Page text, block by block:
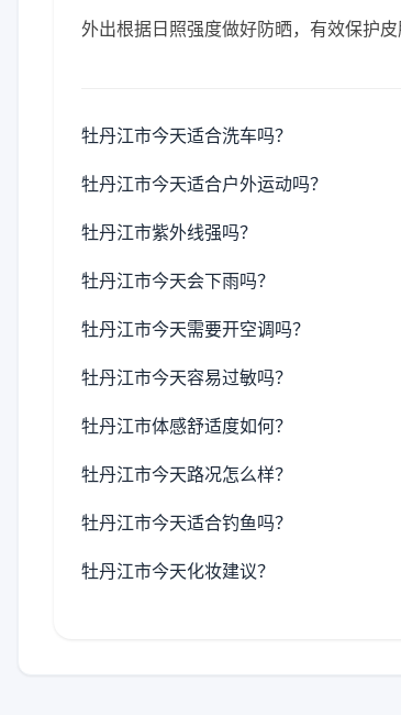
外出根据日照强度做好防晒，有效保护皮
牡丹江市今天适合洗车吗？
牡丹江市今天适合户外运动吗？
牡丹江市紫外线强吗？
牡丹江市今天会下雨吗？
牡丹江市今天需要开空调吗？
牡丹江市今天容易过敏吗？
牡丹江市体感舒适度如何？
牡丹江市今天路况怎么样？
牡丹江市今天适合钓鱼吗？
牡丹江市今天化妆建议？